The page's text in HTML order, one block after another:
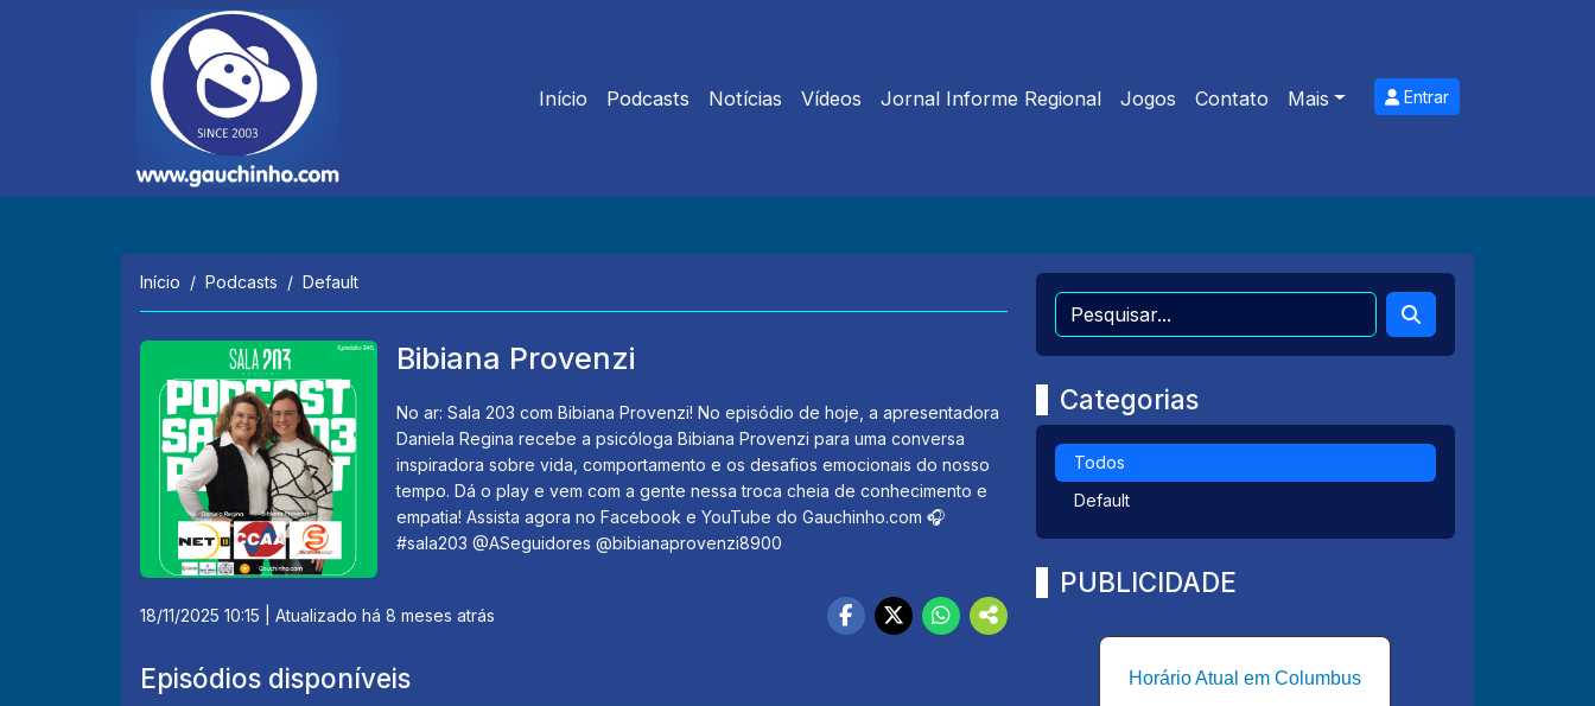
Início Podcasts Notícias Vídeos Jornal Informe Regional Jogos Contato Mais Entrar
Início Podcasts Default
Bibiana Provenzi
No ar: Sala 203 com Bibiana Provenzi! No episódio de hoje, a apresentadora
Daniela Regina recebe a psicóloga Bibiana Provenzi para uma conversa
inspiradora sobre vida, comportamento e os desafios emocionais do nosso
tempo. Dá o play e vem com a gente nessa troca cheia de conhecimento e
empatia! Assista agora no Facebook e YouTube do Gauchinho.com 🎧
#sala203 @ASeguidores @bibianaprovenzi8900 ​
18/11/2025 10:15 | Atualizado há 8 meses atrás
Episódios disponíveis
Categorias
Todos
Default
PUBLICIDADE
Horário Atual em Columbus